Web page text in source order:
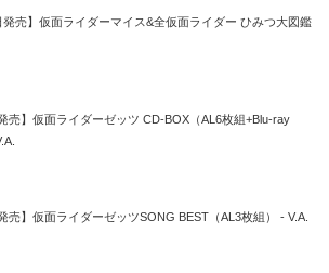
発売】仮面ライダーマイス&全仮面ライダー ひみつ大図鑑
売】仮面ライダーゼッツ CD-BOX（AL6枚組+Blu-ray
売】仮面ライダーゼッツSONG BEST（AL3枚組） - V.A.